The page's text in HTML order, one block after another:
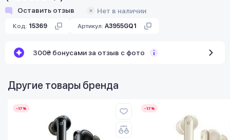
Оставить отзыв Нет в наличии
Код: 15369 Артикул: A3955GQ1
300₴ бонусами за отзыв с фото
Другие товары бренда
-17% -17%